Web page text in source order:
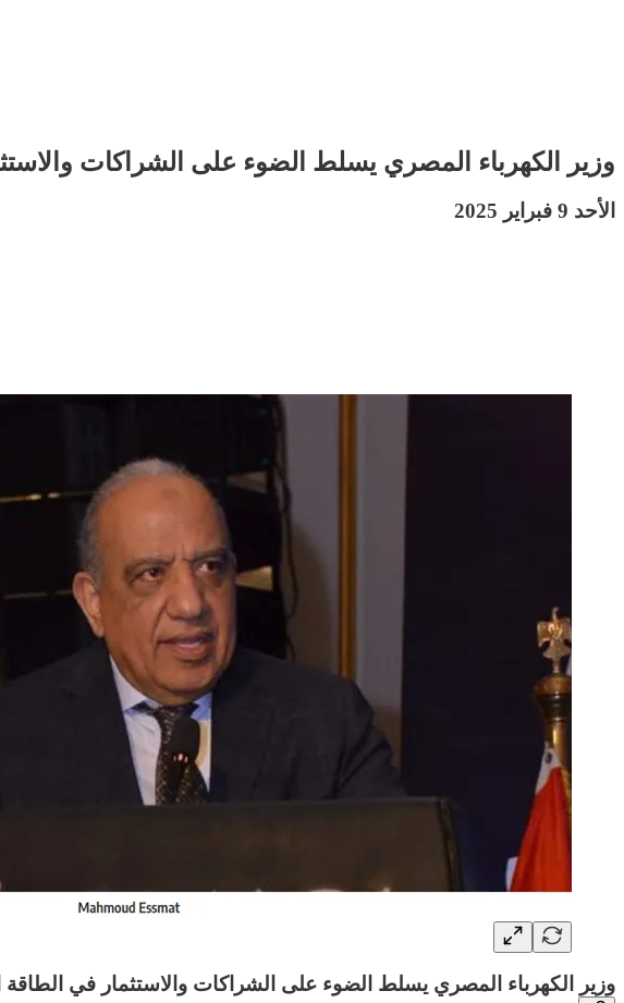
وزير الكهرباء المصري يسلط الضوء على الشراكات
الأحد 9 فبراير 2025
وزير الكهرباء المصري يسلط الضوء على الشراكات والاستثمار في الطاقة